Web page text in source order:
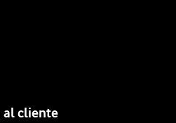
al cliente